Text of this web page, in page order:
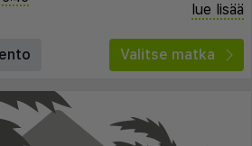
lue lisää
Valitse matka